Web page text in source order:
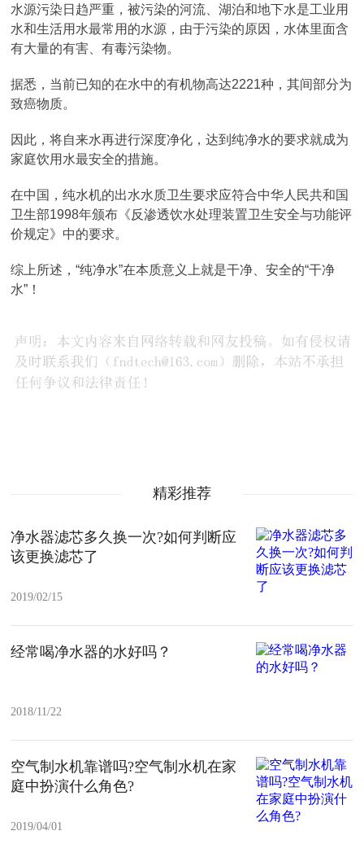
水源污染日趋严重，被污染的河流、湖泊和地下水是工业用
水和生活用水最常用的水源，由于污染的原因，水体里面含
有大量的有害、有毒污染物。
据悉，当前已知的在水中的有机物高达2221种，其间部分为
致癌物质。
因此，将自来水再进行深度净化，达到纯净水的要求就成为
家庭饮用水最安全的措施。
在中国，纯水机的出水水质卫生要求应符合中华人民共和国
卫生部1998年颁布《反渗透饮水处理装置卫生安全与功能评
价规定》中的要求。
综上所述，“纯净水”在本质意义上就是干净、安全的“干净
水”！
精彩推荐
净水器滤芯多久换一次?如何判断应
该更换滤芯了
2019/02/15
经常喝净水器的水好吗？
2018/11/22
空气制水机靠谱吗?空气制水机在家
庭中扮演什么角色?
2019/04/01